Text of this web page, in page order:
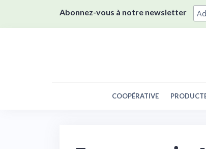
Abonnez-vous à notre newsletter
COOPÉRATIVE